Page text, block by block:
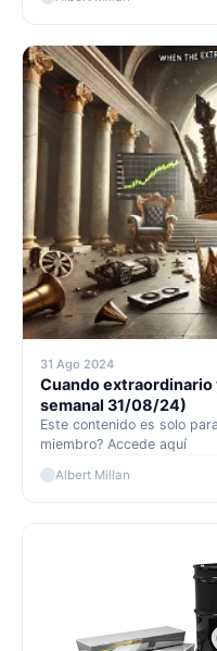
31 Ago 2024
Cuando extraordinario
semanal 31/08/24)
Este contenido es solo
miembro? Accede aquí
Albert Millan